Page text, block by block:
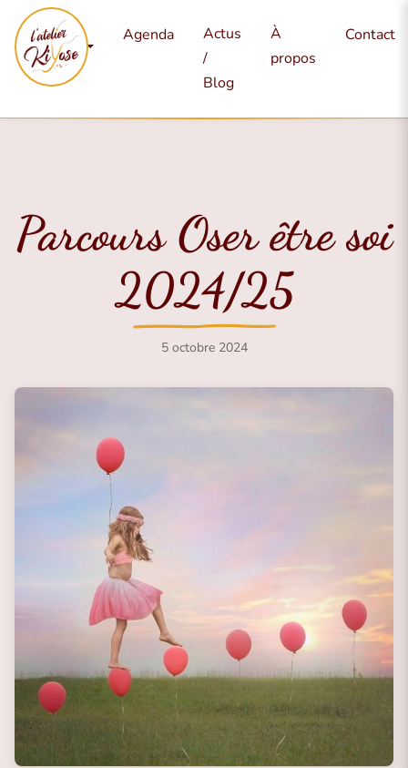
Mes
services
Agenda
Actus
/
Blog
À
propos
Contact
Parcours Oser être soi
2024/25
5 octobre 2024